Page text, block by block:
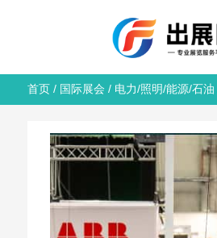
首页/ 国际展会 / 电力/照明/能源/石油